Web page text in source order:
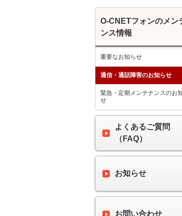
O-CNETフォンのメン
ンス情報
重要なお知らせ
通信・通話障害のお知らせ
緊急・定期メンテナンスのお
せ
よくあるご質問
（FAQ）
お知らせ
お問い合わせ